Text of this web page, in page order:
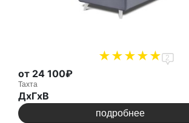
2
от 24 100₽
Тахта
ДxГxВ
подробнее